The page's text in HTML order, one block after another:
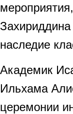
наследие
Академик
Ильхама
церемонии